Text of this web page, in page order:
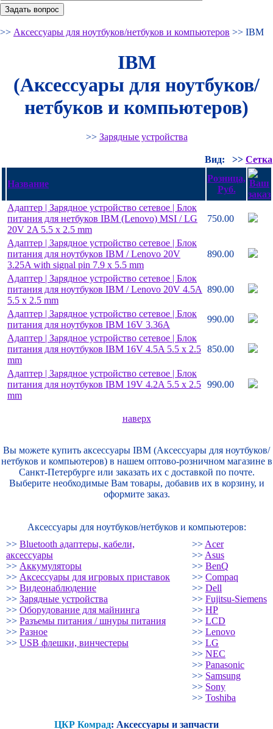
>> Аксессуары для ноутбуков/нетбуков и компьютеров >> IBM
IBM
(Аксессуары для ноутбуков/
нетбуков и компьютеров)
>> Зарядные устройства
Вид: >> Сетка
Название
Розница,
Руб.
Адаптер | Зарядное устройство сетевое | Блок
питания для нетбуков IBM (Lenovo) MSI /LG
20V 2A 5.5 x 2.5 mm
750.00
Адаптер | Зарядное устройство сетевое | Блок
питания для ноутбуков IBM /Lenovo 20V
3.25A with signal pin 7.9 x 5.5 mm
890.00
Адаптер | Зарядное устройство сетевое | Блок
питания для ноутбуков IBM /Lenovo 20V 4.5A
5.5 x 2.5 mm
890.00
Адаптер | Зарядное устройство сетевое | Блок
питания для ноутбуков IBM 16V 3.36A
990.00
Адаптер | Зарядное устройство сетевое | Блок
питания для ноутбуков IBM 16V 4.5A 5.5 x 2.5
mm
850.00
Адаптер | Зарядное устройство сетевое | Блок
питания для ноутбуков IBM 19V 4.2A 5.5 x 2.5
mm
990.00
наверх
Вы можете купить аксессуары IBM (Аксессуары для ноутбуков/
нетбуков и компьютеров) в нашем оптово-розничном магазине в
Санкт-Петербурге или заказать их с доставкой по почте.
Выберите необходимые Вам товары, добавив их в корзину, и
оформите заказ.
Аксессуары для ноутбуков/нетбуков и компьютеров:
>> Bluetooth адаптеры, кабели,
аксессуары
>> Аккумуляторы
>> Аксессуары для игровых приставок
>> Видеонаблюдение
>> Зарядные устройства
>> Оборудование для майнинга
>> Разъемы питания / шнуры питания
>> Разное
>> USB флешки, винчестеры
>> Acer
>> Asus
>> BenQ
>> Compaq
>> Dell
>> Fujitsu-Siemens
>> HP
>> LCD
>> Lenovo
>> LG
>> NEC
>> Panasonic
>> Samsung
>> Sony
>> Toshiba
ЦКР Комрад: Аксессуары и запчасти